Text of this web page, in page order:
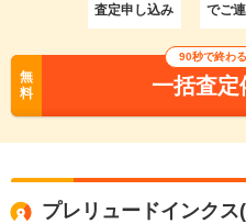
査定申し込み
でご
無
料
90秒で終わ
一括査定
プレリュードインクス